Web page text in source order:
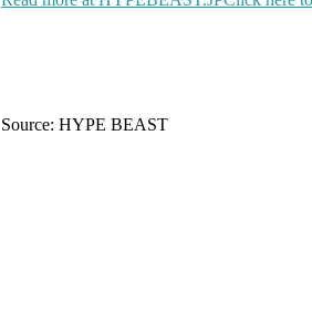
Source: HYPE BEAST